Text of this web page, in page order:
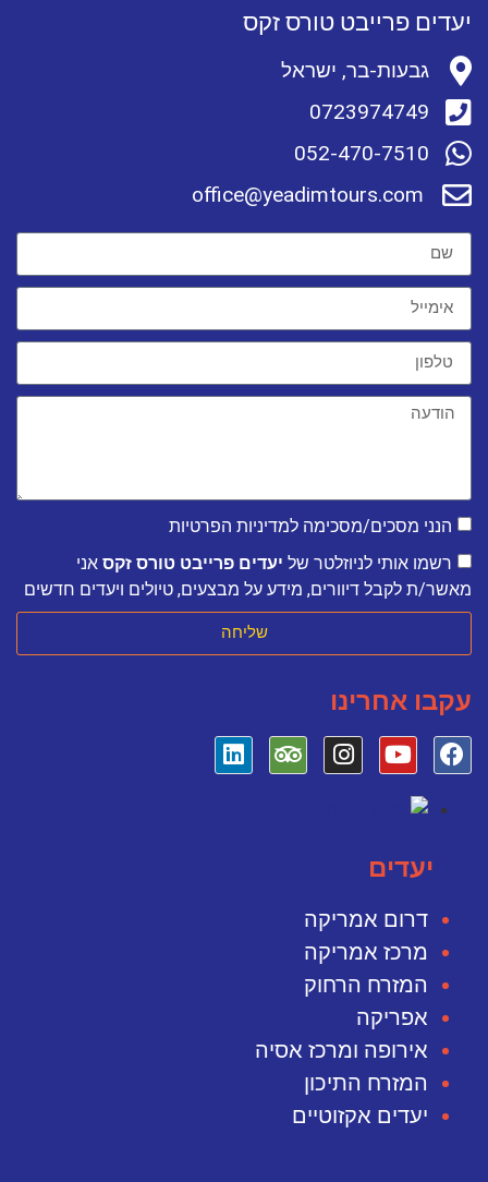
יעדים פרייבט טורס זקס
גבעות-בר, ישראל
0723974749
052-470-7510
הנני מסכים/מסכימה למדיניות הפרטיות
רשמו אותי לניוזלטר של יעדים פרייבט טורס זקס אני
מאשר/ת לקבל דיוורים, מידע על מבצעים, טיולים ויעדים חדשים
שליחה
עקבו אחרינו
יעדים
דרום אמריקה
מרכז אמריקה
המזרח הרחוק
אפריקה
אירופה ומרכז אסיה
המזרח התיכון
יעדים אקזוטיים